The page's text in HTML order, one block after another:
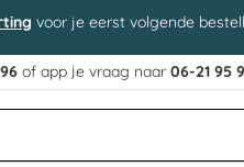
voor je eerst volgende
of app je vraag naar06-21 95